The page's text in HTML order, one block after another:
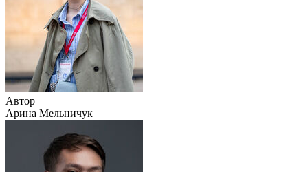
Автор
Арина Мельничук